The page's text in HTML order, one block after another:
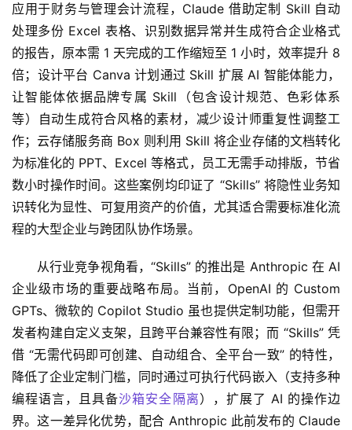
应用于财务与管理会计流程，Claude 借助定制 Skill 自动
处理多份 Excel 表格、识别数据异常并生成符合企业格式
的报告，原本需 1 天完成的工作缩短至 1 小时，效率提升 8
倍；设计平台 Canva 计划通过 Skill 扩展 AI 智能体能力，
让智能体依据品牌专属 Skill（包含设计规范、色彩体系
等）自动生成符合风格的素材，减少设计师重复性调整工
作；云存储服务商 Box 则利用 Skill 将企业存储的文档转化
为标准化的 PPT、Excel 等格式，员工无需手动排版，节省
数小时操作时间。这些案例均印证了 “Skills” 将隐性业务知
识转化为显性、可复用资产的价值，尤其适合需要标准化流
程的大型企业与跨团队协作场景。
从行业竞争视角看，“Skills” 的推出是 Anthropic 在 AI
企业级市场的重要战略布局。当前，OpenAI 的 Custom
GPTs、微软的 Copilot Studio 虽也提供定制功能，但需开
发者构建自定义支架，且跨平台兼容性有限；而 “Skills” 凭
借 “无需代码即可创建、自动组合、全平台一致” 的特性，
降低了企业定制门槛，同时通过可执行代码嵌入（支持多种
编程语言，且具备沙箱安全隔离），扩展了 AI 的操作边
界。这一差异化优势，配合 Anthropic 此前发布的 Claude